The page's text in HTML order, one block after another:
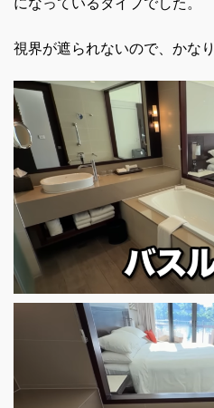
になっているタイプでした。
視界が遮られないので、かな